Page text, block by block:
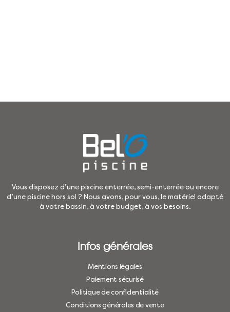
Vous disposez d’une piscine enterrée, semi-enterrée ou encore
d’une piscine hors sol ? Nous avons, pour vous, le matériel adapté
à votre bassin, à votre budget, à vos besoins.
Infos générales
Mentions légales
Paiement sécurisé
Politique de confidentialité
Conditions générales de vente